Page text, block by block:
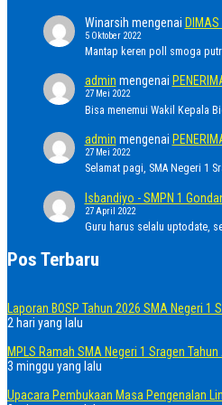
Winarsih mengenai DIMAS
5 Oktober 2022
Mantap keren poll smoga
admin mengenai
27 Mei 2022
Bisa menemui Wakil Kepala
admin mengenai
27 Mei 2022
Selamat pagi, SMA Negeri 1
Isbandiyo - SMPN 1
27 April 2022
Guru harus selalu uptodate,
Pos Terbaru
Laporan BOSP Tahun 2026 SMA Negeri 1
2 hari yang lalu
MPLS Ramah SMA Negeri 1 Sragen
3 minggu yang lalu
Upacara Pembukaan Masa Pengenalan